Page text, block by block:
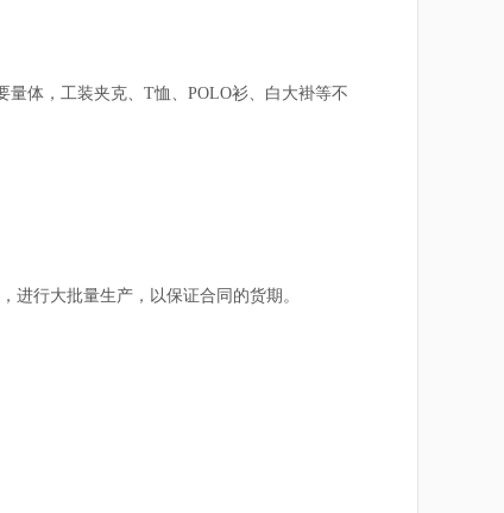
体，工装夹克、T恤、POLO衫、白大褂等不
行大批量生产，以保证合同的货期。